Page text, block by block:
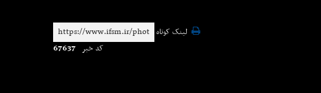
لینک کوتاه
کد خبر 67637